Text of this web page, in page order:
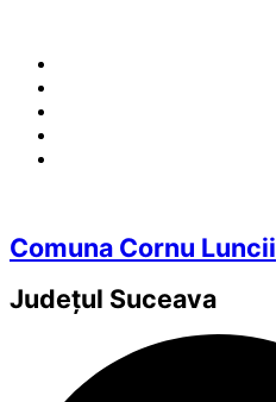
Comuna Cornu Luncii
Județul Suceava